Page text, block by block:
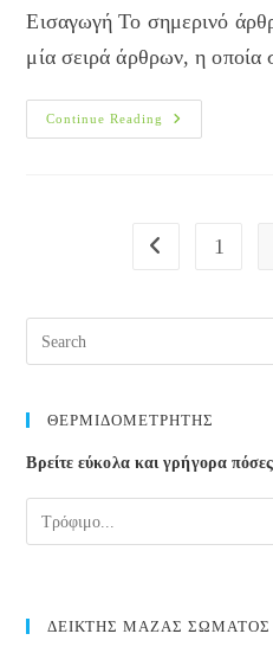
Εισαγωγή Το σημερινό
μία σειρά άρθρων, η οποία
Continue Reading
Φαρμακευτικό
Μανιτάρι
Go to the previous
1
ΘΕΡΜΙΔΟΜΕΤΡΗΤΗΣ
Βρείτε εύκολα και γρήγορα
ΔΕΙΚΤΗΣ ΜΑΖΑΣ ΣΩΜΑΤΟΣ